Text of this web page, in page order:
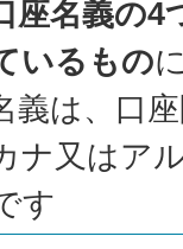
座名義の4
いるもの
義は、口
ナ又はア
す